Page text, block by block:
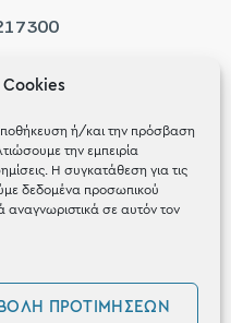
Cookies
ή/και την πρόσβαση
την εμπειρία
Η συγκατάθεση για τις
δεδομένα προσωπικού
σε αυτόν τον
ΠΡΟΤΙΜΉΣΕΩΝ
/ Παρ: 09:00 -